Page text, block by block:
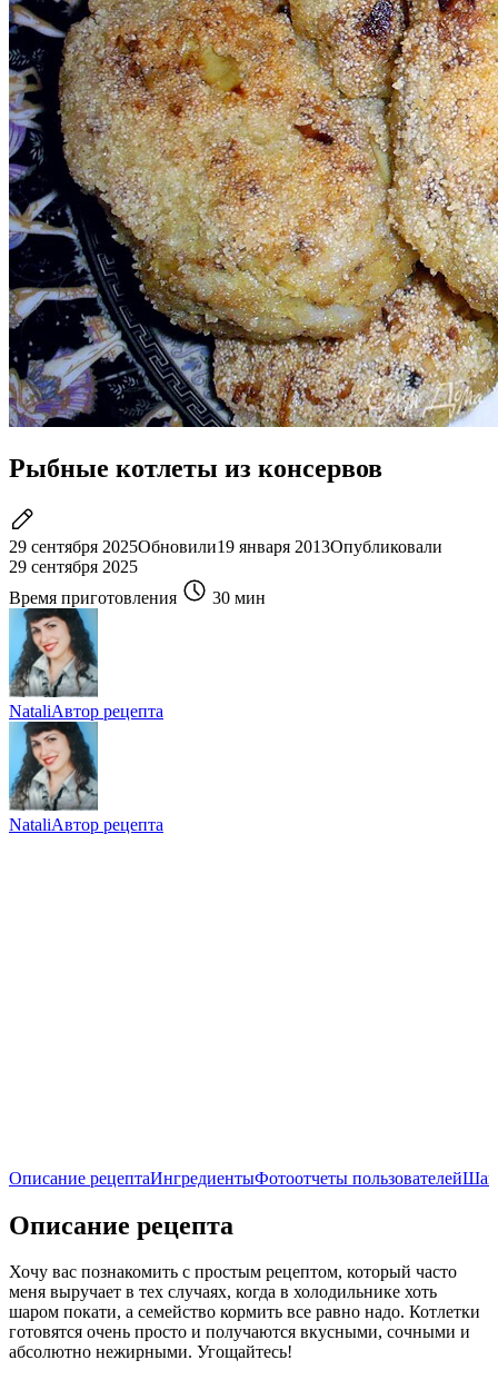
Рыбные котлеты из консервов
29 сентября 2025Обновили19 января 2013Опубликовали
29 сентября 2025
Время приготовления
30 мин
NataliАвтор рецепта
NataliАвтор рецепта
Описание рецептаИнгредиентыФотоотчеты пользователей
Описание рецепта
Хочу вас познакомить с простым рецептом, который часто
меня выручает в тех случаях, когда в холодильнике хоть
шаром покати, а семейство кормить все равно надо. Котлетки
готовятся очень просто и получаются вкусными, сочными и
абсолютно нежирными. Угощайтесь!